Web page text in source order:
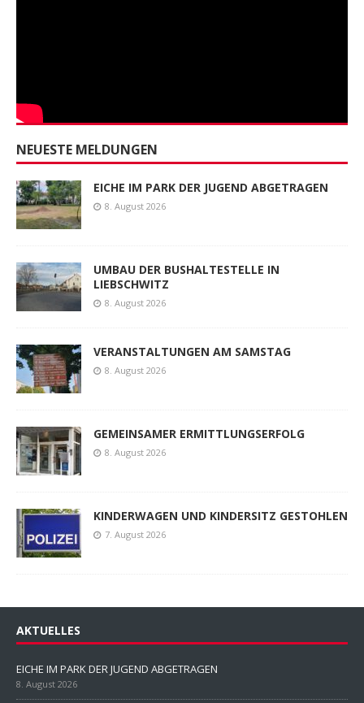
NEUESTE MELDUNGEN
EICHE IM PARK DER JUGEND ABGETRAGEN
8. August 2026
UMBAU DER BUSHALTESTELLE IN
LIEBSCHWITZ
8. August 2026
VERANSTALTUNGEN AM SAMSTAG
8. August 2026
GEMEINSAMER ERMITTLUNGSERFOLG
8. August 2026
KINDERWAGEN UND KINDERSITZ GESTOHLEN
7. August 2026
AKTUELLES
EICHE IM PARK DER JUGEND ABGETRAGEN
8. August 2026